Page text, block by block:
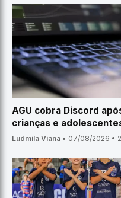
AGU cobra Discord
crianças e
Ludmila Viana • 07/08/2026 •